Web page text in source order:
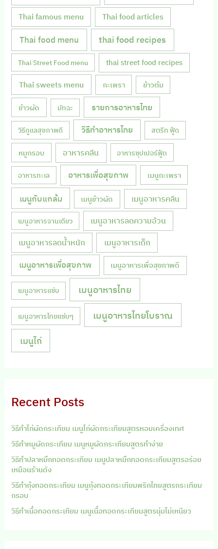
Thai famous menu Thai food articles
Thai food menu thai food recipes
Thai Street Food menu thai street food recipes
Thai sweets menu กะเพรา ข้าวต้ม
ข้าวผัด มัทฉะ รายการอาหารไทย
วิธีดูแลสุขภาพดี วิธีทำอาหารไทย สตรีท ฟู้ด
หมูกรอบ อาหารคลีน อาหารซุปเปอร์ฟู้ด
อาหารทะเล อาหารเพื่อสุขภาพ เมนูกะเพรา
เมนูกับแกล้ม เมนูข้าวผัด เมนูอาหารคลีน
เมนูอาหารจานเดียว เมนูอาหารลดความอ้วน
เมนูอาหารลดน้ำหนัก เมนูอาหารเด็ก
เมนูอาหารเพื่อสุขภาพ เมนูอาหารเพื่อสุขภาพดี
เมนูอาหารแซ่บ เมนูอาหารไทย
เมนูอาหารไทยแซ่บๆ เมนูอาหารไทยโบราณ
เมนูไก่
Recent Posts
วิธีทำไก่ผัดกระเทียม เมนูไก่ผัดกระเทียมสูตรหอมเครื่องเทศ
วิธีทำหมูผัดกระเทียม เมนูหมูผัดกระเทียมสูตรทำง่าย
วิธีทำปลาหมึกทอดกระเทียม เมนูปลาหมึกทอดกระเทียมสูตรอร่อย
เหมือนร้านดัง
วิธีทำกุ้งทอดกระเทียม เมนูกุ้งทอดกระเทียมพริกไทยสูตรกระเทียม
กรอบ
วิธีทำเนื้อทอดกระเทียม เมนูเนื้อทอดกระเทียมสูตรนุ่มไม่เหนียว